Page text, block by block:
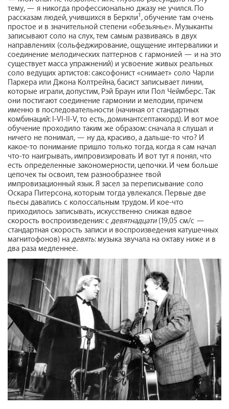
тему, — я никогда профессионально джазу не учился. По
рассказам людей, учившихся в Беркли1 , обучение там очень
простое и в значительной степени «обезьянье». Музыканты
записывают соло на слух, тем самым развиваясь в двух
направлениях (сольфеджирование, ощущение интервалики и
соединение мелодических паттернов с гармонией — и на это
существует масса упражнений) и усвоение живых реальных
соло ведущих артистов: саксофонист «снимает» соло Чарли
Паркера или Джона Колтрейна, басист записывает линии,
которые играли, допустим, Рэй Браун или Пол Чеймберс. Так
они постигают соединение гармонии и мелодии, причем
именно в последовательности (начиная от стандартных
комбинаций: I-VI-II-V, то есть, доминантсептаккорд). И вот мое
обучение проходило таким же образом: сначала я слушал и
ничего не понимал, — ну да, красиво, а дальше-то что? И
какое-то понимание пришло только тогда, когда я сам начал
что-то наигрывать, импровизировать И вот тут я понял, что
есть определенные закономерности, цепочки. И чем больше
цепочек ты освоил, тем разнообразнее твой
импровизационный язык. Я засел за переписывание соло
Оскара Питерсона, которым тогда увлекался. Первые две
пьесы давались с колоссальным трудом. И кое-что
приходилось записывать, искусственно снижая вдвое
скорость воспроизведения: с девятнадцати(19,05 см/c —
стандартная скорость записи и воспроизведения катушечных
магнитофонов) на девять: музыка звучала на октаву ниже и в
два раза медленнее.